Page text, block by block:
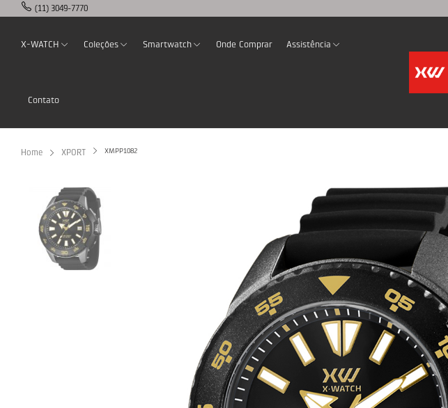
(11) 3049-7770
X-WATCH Coleções Smartwatch Onde Comprar Assistência
Contato
Home XPORT XMPP1082